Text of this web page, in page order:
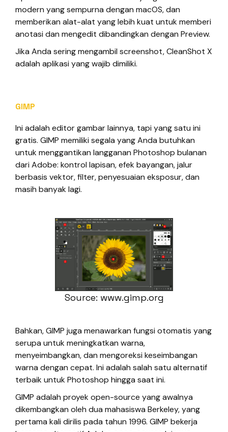
modern yang sempurna dengan macOS, dan
memberikan alat-alat yang lebih kuat untuk memberi
anotasi dan mengedit dibandingkan dengan Preview.
Jika Anda sering mengambil screenshot, CleanShot X
adalah aplikasi yang wajib dimiliki.
GIMP
Ini adalah editor gambar lainnya, tapi yang satu ini
gratis. GIMP memiliki segala yang Anda butuhkan
untuk menggantikan langganan Photoshop bulanan
dari Adobe: kontrol lapisan, efek bayangan, jalur
berbasis vektor, filter, penyesuaian eksposur, dan
masih banyak lagi.
Source: www.gimp.org
Bahkan, GIMP juga menawarkan fungsi otomatis yang
serupa untuk meningkatkan warna,
menyeimbangkan, dan mengoreksi keseimbangan
warna dengan cepat. Ini adalah salah satu alternatif
terbaik untuk Photoshop hingga saat ini.
GIMP adalah proyek open-source yang awalnya
dikembangkan oleh dua mahasiswa Berkeley, yang
pertama kali dirilis pada tahun 1996. GIMP bekerja